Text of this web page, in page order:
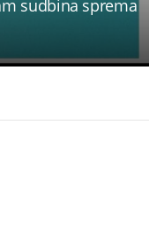
sudbina sprema